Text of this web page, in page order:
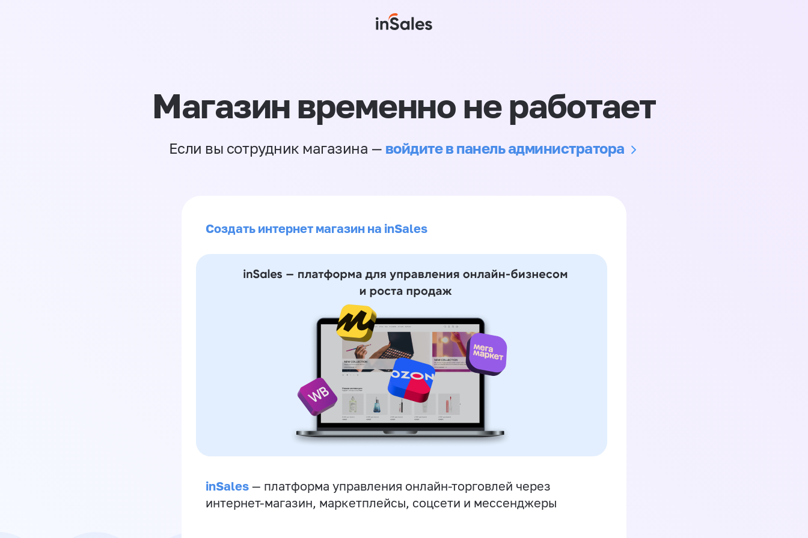
Магазин временно не работает
Если вы сотрудник магазина — войдите в панель администратора
Создать интернет магазин на inSales
inSales — платформа управления онлайн-торговлей через
интернет-магазин, маркетплейсы, соцсети и мессенджеры